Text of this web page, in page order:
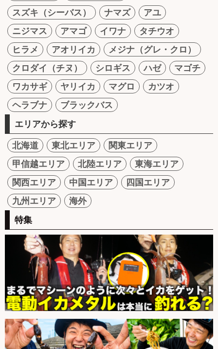
スズキ（シーバス）
ナマズ
アユ
ニジマス
アマゴ イワナ
タチウオ
ヒラメ
アオリイカ
メジナ（グレ・クロ）
クロダイ（チヌ）
シロギス ハゼ
マゴチ
ワカサギ
ヤリイカ マグロ
カツオ
ヘラブナ
ブラックバス
エリアから探す
北海道 東北エリア
関東エリア
甲信越エリア
北陸エリア
東海エリア
関西エリア
中国エリア
四国エリア
九州エリア
海外
特集